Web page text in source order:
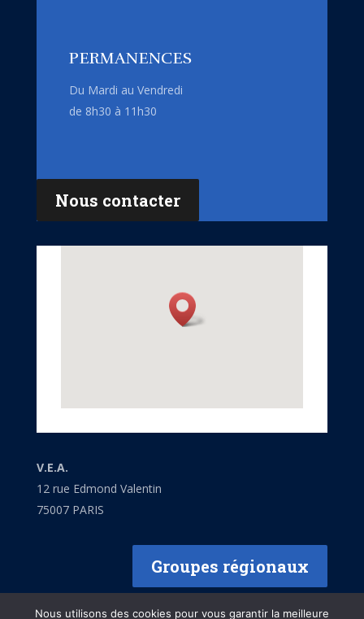
PERMANENCES
Du Mardi au Vendredi
de 8h30 à 11h30
Nous contacter
V.E.A.
12 rue Edmond Valentin
75007 PARIS
Groupes régionaux
Nous utilisons des cookies pour vous garantir la meilleure